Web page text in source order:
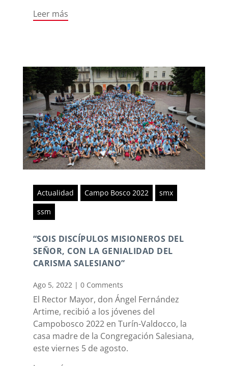
Leer más
Actualidad Campo Bosco 2022
smx
ssm
“SOIS DISCÍPULOS MISIONEROS DEL
SEÑOR, CON LA GENIALIDAD DEL
CARISMA SALESIANO”
Ago 5, 2022 | 0 Comments
El Rector Mayor, don Ángel Fernández
Artime, recibió a los jóvenes del
Campobosco 2022 en Turín-Valdocco, la
casa madre de la Congregación Salesiana,
este viernes 5 de agosto.